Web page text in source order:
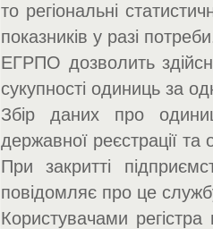
то регіональні
показників у разі
ЕГРПО дозволить
сукупності одиниць за
Збір даних про
державної реєстрації
При закритті
повідомляє про це
Користувачами